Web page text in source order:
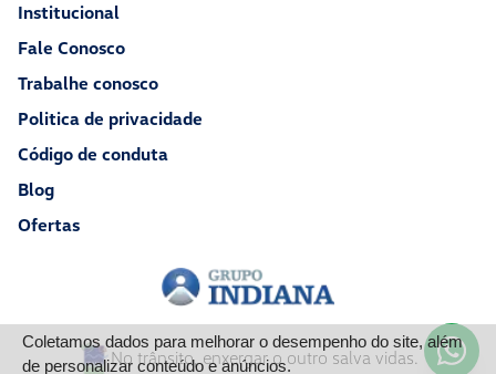
Institucional
Fale Conosco
Trabalhe conosco
Politica de privacidade
Código de conduta
Blog
Ofertas
No trânsito, enxergar o outro salva vidas.
Coletamos dados para melhorar o desempenho do site, além
de personalizar conteúdo e anúncios.